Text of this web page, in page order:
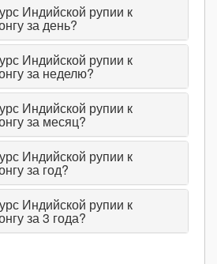
Индийской рупии к
за день?
Индийской рупии к
за неделю?
Индийской рупии к
за месяц?
Индийской рупии к
за год?
Индийской рупии к
за 3 года?